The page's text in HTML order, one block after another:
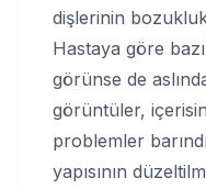
dişlerinin
Hastaya göre
görünse de
görüntüler,
problemler
yapısının